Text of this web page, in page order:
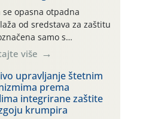
se opasna otpadna
od sredstava za zaštitu
samo s
i oznakom
EKO MODEL:
ambalaža kao i
drugih proizvoda koji
za zaštitu bilja
od mineralnih
više
upravljanje štetnim
prema
integrirane zaštite
krumpira